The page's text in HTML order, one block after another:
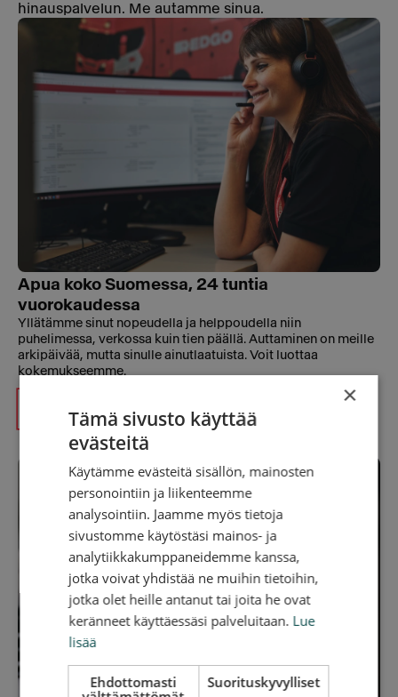
hinauspalvelun. Me autamme sinua.
Apua koko Suomessa, 24 tuntia
vuorokaudessa
Yllätämme sinut nopeudella ja helppoudella niin
puhelimessa, verkossa kuin tien päällä. Auttaminen on meille
arkipäivää, mutta sinulle ainutlaatuista. Voit luottaa
kokemukseemme.
×
Tämä sivusto käyttää
evästeitä
Käytämme evästeitä sisällön, mainosten
personointiin ja liikenteemme
analysointiin. Jaamme myös tietoja
sivustomme käytöstäsi mainos- ja
analytiikkakumppaneidemme kanssa,
jotka voivat yhdistää ne muihin tietoihin,
jotka olet heille antanut tai joita he ovat
keränneet käyttäessäsi palveluitaan. Lue
lisää
Ehdottomasti
Suorituskyvylliset